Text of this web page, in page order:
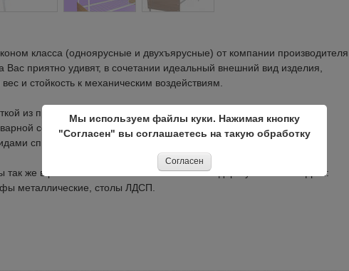
класса (одноярусные и двухъярусные) от компании производителя .
Вас приятно удивят, в сочетании идеальный внешний вид изделия,
и стойкость к механическим воздействиям.
из прокатной пружины.
сеткой.
спинок из ЛДСП.
же в режиме он-лайн можете заказать недорогую ммебель ДСП:
металлические, столы ЛДСП.
Мы используем файлы куки. Нажимая кнопку
"Согласен" вы соглашаетесь на такую обработку
Согласен